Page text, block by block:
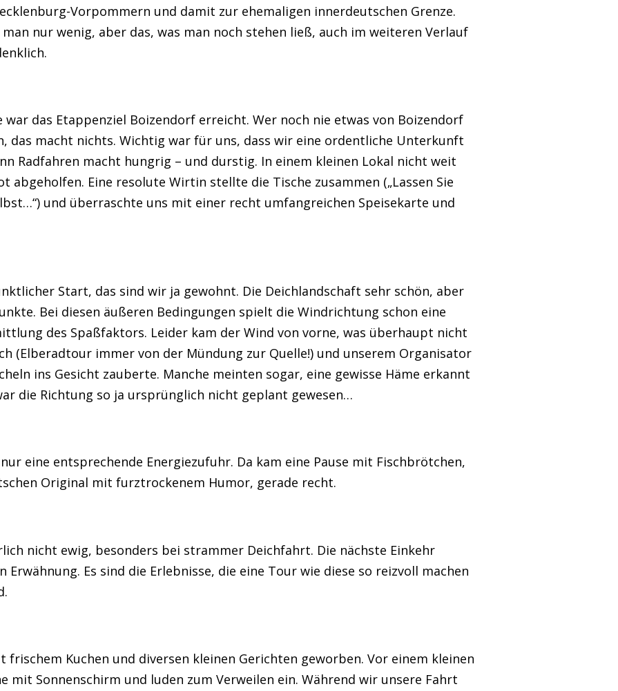
Vorpommern und damit zur ehemaligen innerdeutschen Grenze.
nur wenig, aber das, was man noch stehen ließ, auch im weiteren Verlauf
das Etappenziel Boizendorf erreicht. Wer noch nie etwas von Boizendorf
das macht nichts. Wichtig war für uns, dass wir eine ordentliche Unterkunft
Radfahren macht hungrig – und durstig. In einem kleinen Lokal nicht weit
abgeholfen. Eine resolute Wirtin stellte die Tische zusammen („Lassen Sie
und überraschte uns mit einer recht umfangreichen Speisekarte und
Start, das sind wir ja gewohnt. Die Deichlandschaft sehr schön, aber
Bei diesen äußeren Bedingungen spielt die Windrichtung schon eine
des Spaßfaktors. Leider kam der Wind von vorne, was überhaupt nicht
(Elberadtour immer von der Mündung zur Quelle!) und unserem Organisator
ins Gesicht zauberte. Manche meinten sogar, eine gewisse Häme erkannt
die Richtung so ja ursprünglich nicht geplant gewesen…
eine entsprechende Energiezufuhr. Da kam eine Pause mit Fischbrötchen,
Original mit furztrockenem Humor, gerade recht.
nicht ewig, besonders bei strammer Deichfahrt. Die nächste Einkehr
Erwähnung. Es sind die Erlebnisse, die eine Tour wie diese so reizvoll machen
frischem Kuchen und diversen kleinen Gerichten geworben. Vor einem kleinen
mit Sonnenschirm und luden zum Verweilen ein. Während wir unsere Fahrt